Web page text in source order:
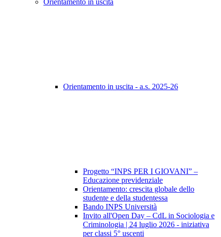
Orientamento in uscita
Orientamento in uscita - a.s. 2025-26
Progetto “INPS PER I GIOVANI” –
Educazione previdenziale
Orientamento: crescita globale dello
studente e della studentessa
Bando INPS Università
Invito all'Open Day – CdL in Sociologia e
Criminologia | 24 luglio 2026 - iniziativa
per classi 5° uscenti